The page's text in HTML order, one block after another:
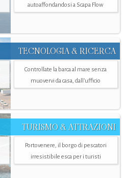
autoaffondandosi a Scapa Flow
TECNOLOGIA & RICERCA
Controllate la barca al mare senza
muovervi da casa, dall’ufficio
TURISMO & ATTRAZIONI
Portovenere, il borgo di pescatori
irresistibile esca per i turisti